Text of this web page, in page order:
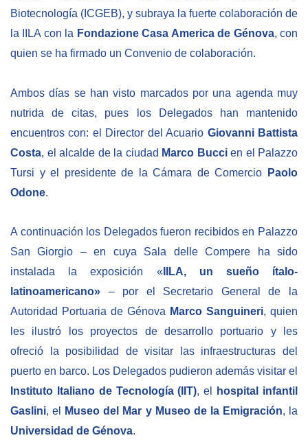
Justicia y Seguridad
EUROsociAL
EL PAcCTO
EUROFRONT
COPOLAD III
AL-INVEST Verde
MEDIOS
Audios
BIBLIOTECA
Biblioteca
Publicaciones
OPORTUNIDADES
Biotecnología (ICGEB), y subraya la fuerte colaboración de
la IILA con la Fondazione Casa America de Génova, con
quien se ha firmado un Convenio de colaboración.
Ambos días se han visto marcados por una agenda muy
nutrida de citas, pues los Delegados han mantenido
encuentros con: el Director del Acuario Giovanni Battista
Costa, el alcalde de la ciudad Marco Buccien el Palazzo
Tursi y el presidente de la Cámara de Comercio
Paolo
Odone.
A continuación los Delegados fueron recibidos en Palazzo
San Giorgio – en cuya Sala delle Compere ha sido
instalada la exposición « IILA, un sueño ítalo-
latinoamericano» – por el Secretario General de la
Autoridad Portuaria de Génova Marco Sanguineri, quien
les ilustró los proyectos de desarrollo portuario y les
ofreció la posibilidad de visitar las infraestructuras del
puerto en barco. Los Delegados pudieron además visitar el
Instituto Italiano de Tecnología (IIT), el
hospital infantil
Gaslini, el Museo del Mar y Museo de la Emigración, la
Universidad de Génova.